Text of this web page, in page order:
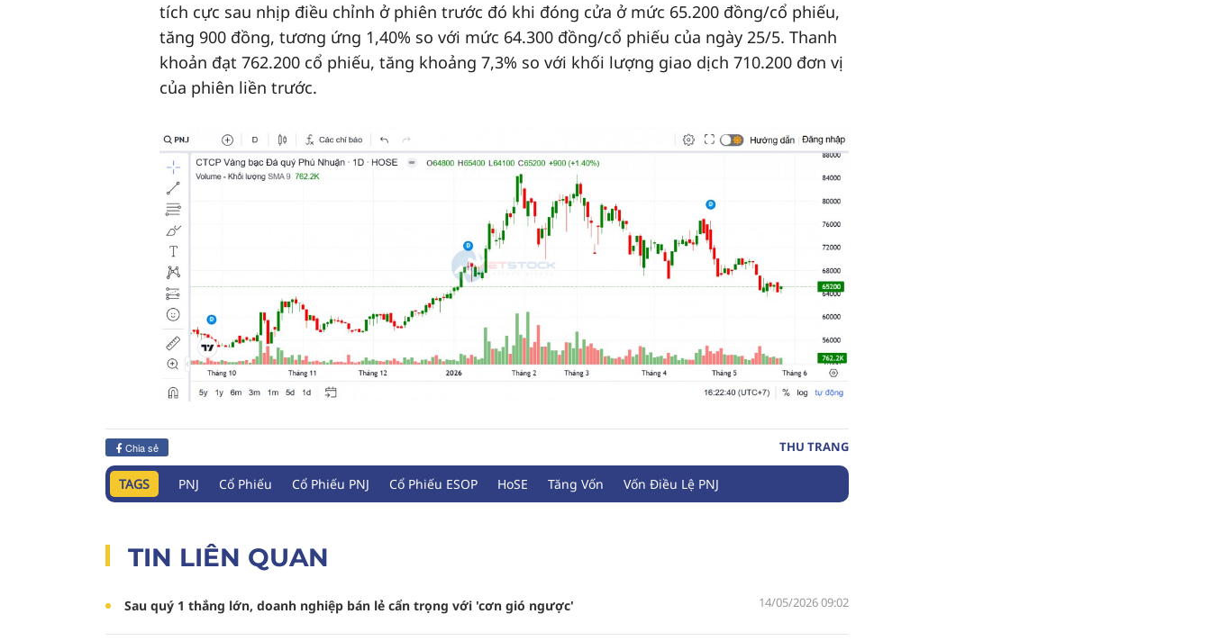
tích cực sau nhịp điều chỉnh ở phiên trước đó khi đóng cửa ở mức 65.200 đồng/cổ phiếu,
tăng 900 đồng, tương ứng 1,40% so với mức 64.300 đồng/cổ phiếu của ngày 25/5. Thanh
khoản đạt 762.200 cổ phiếu, tăng khoảng 7,3% so với khối lượng giao dịch 710.200 đơn vị
của phiên liền trước.
Chia sẻ THU TRANG
TAGS PNJ Cổ Phiếu Cổ Phiếu PNJ Cổ Phiếu ESOP HoSE Tăng Vốn Vốn Điều Lệ PNJ
TIN LIÊN QUAN
Sau quý 1 thắng lớn, doanh nghiệp bán lẻ cẩn trọng với 'cơn gió ngược' 14/05/2026 09:02